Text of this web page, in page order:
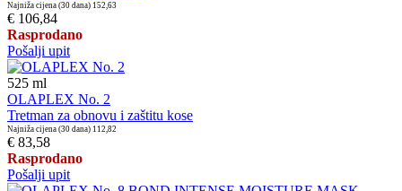
Najniža cijena (30 dana) 152,63
€ 106,84
Rasprodano
Pošalji upit
525 ml
OLAPLEX No. 2
Tretman za obnovu i zaštitu kose
Najniža cijena (30 dana) 112,82
€ 83,58
Rasprodano
Pošalji upit